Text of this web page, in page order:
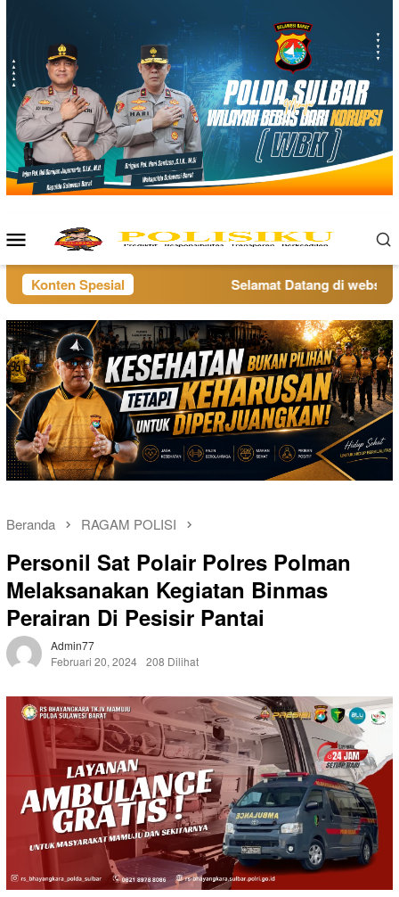
Menu
Mobile
Konten Spesial Selamat Datang di website
Beranda RAGAM POLISI
Personil Sat Polair Polres Polman
Melaksanakan Kegiatan Binmas
Perairan Di Pesisir Pantai
Admin77
Februari 20, 2024 208 Dilihat